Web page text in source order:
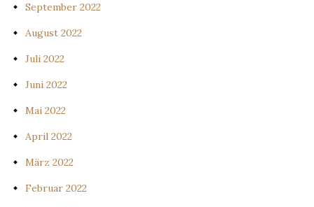
September 2022
August 2022
Juli 2022
Juni 2022
Mai 2022
April 2022
März 2022
Februar 2022